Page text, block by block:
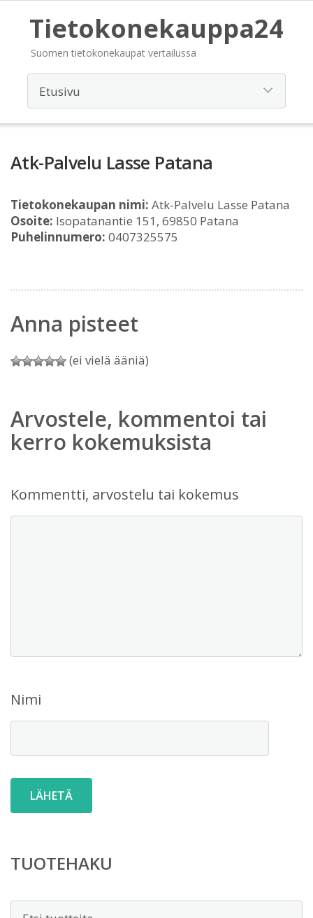
Tietokonekauppa24
Suomen tietokonekaupat vertailussa
Atk-Palvelu Lasse Patana
Tietokonekaupan nimi: Atk-Palvelu Lasse Patana
Osoite: Isopatanantie 151, 69850 Patana
Puhelinnumero: 0407325575
Anna pisteet
(ei vielä ääniä)
Arvostele, kommentoi tai
kerro kokemuksista
Kommentti, arvostelu tai kokemus
Nimi
TUOTEHAKU